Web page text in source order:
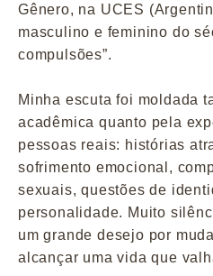
Gênero, na UCES
masculino e feminino do
compulsões”.
Minha escuta foi moldada
acadêmica quanto pela
pessoas reais: histórias
sofrimento emocional,
sexuais, questões de
personalidade. Muito
um grande desejo por
alcançar uma vida que